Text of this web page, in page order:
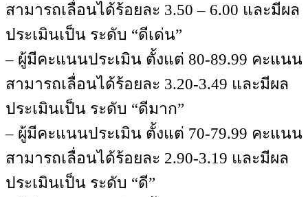
สามารถเลื่อนได้ร้อยละ 3.50 – 6.00 และมีผล
ประเมินเป็น ระดับ “ดีเด่น”
– ผู้มีคะแนนประเมิน ตั้งแต่ 80-89.99 คะแนน
สามารถเลื่อนได้ร้อยละ 3.20-3.49 และมีผล
ประเมินเป็น ระดับ “ดีมาก”
– ผู้มีคะแนนประเมิน ตั้งแต่ 70-79.99 คะแนน
สามารถเลื่อนได้ร้อยละ 2.90-3.19 และมีผล
ประเมินเป็น ระดับ “ดี”